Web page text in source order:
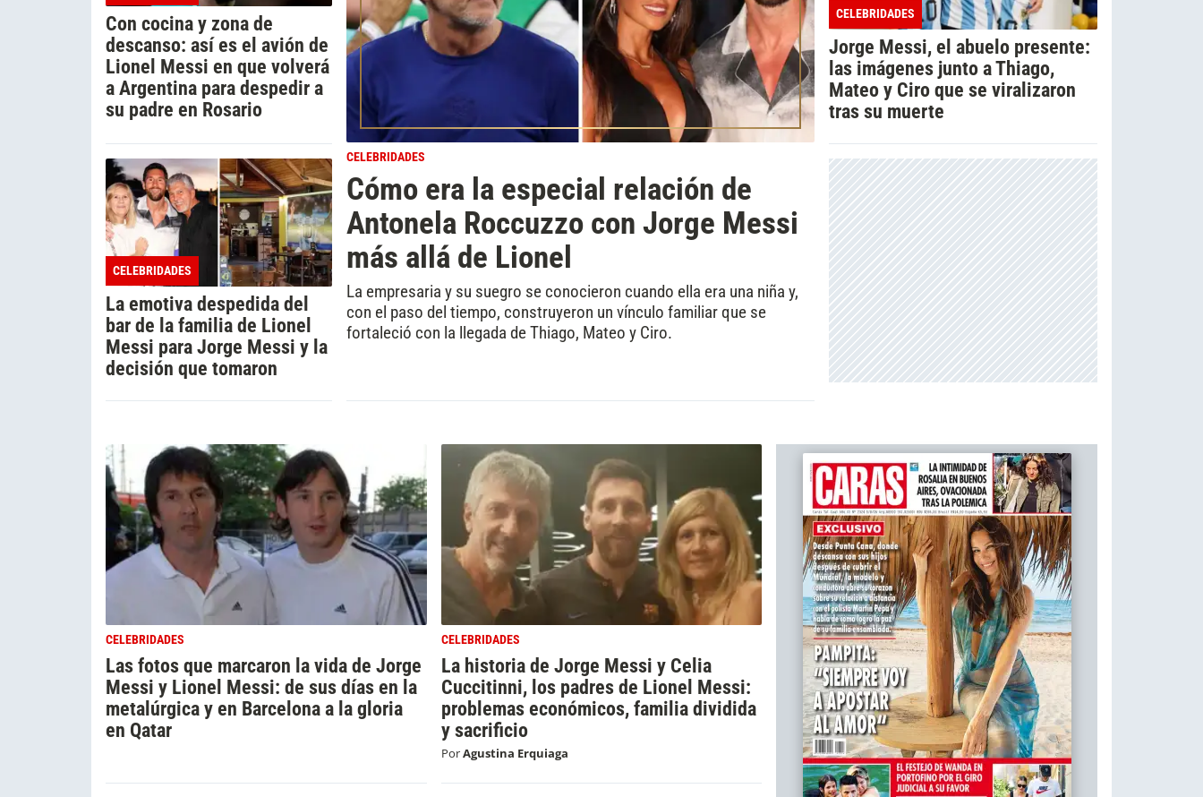
CELEBRIDADES
Cómo era la especial relación de
Antonela Roccuzzo con Jorge Messi
más allá de Lionel
La empresaria y su suegro se conocieron cuando ella era una niña y,
con el paso del tiempo, construyeron un vínculo familiar que se
fortaleció con la llegada de Thiago, Mateo y Ciro.
Con cocina y zona de
descanso: así es el avión de
Lionel Messi en que volverá
a Argentina para despedir a
su padre en Rosario
CELEBRIDADES
Jorge Messi, el abuelo presente:
las imágenes junto a Thiago,
Mateo y Ciro que se viralizaron
tras su muerte
CELEBRIDADES
La emotiva despedida del
bar de la familia de Lionel
Messi para Jorge Messi y la
decisión que tomaron
CELEBRIDADES
Las fotos que marcaron la vida de Jorge
Messi y Lionel Messi: de sus días en la
metalúrgica y en Barcelona a la gloria
en Qatar
CELEBRIDADES
La historia de Jorge Messi y Celia
Cuccitinni, los padres de Lionel Messi:
problemas económicos, familia dividida
y sacrificio
PorAgustina Erquiaga